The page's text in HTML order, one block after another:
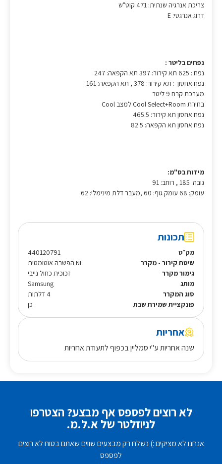
צריכת אנרגיה שנתית: 471 קוט"ש
דרוג אנרגטי: E
נפחים בליטר :
נפח : 625 תא קירור: 397 תא הקפאה: 247
נפח אחסון : תא קירור: 378 , תא הקפאה: 161
מערכת קרח 9 ליטר
בחירת Cool Select+Room למצב Cool
נפח אחסון תא קירור: 465.5
נפח אחסון תא הקפאה: 82.5
מידות בס"מ:
גובה: 185 , רוחב: 91
עומק: 68 עומק גוף: 60 ,מעבר דלת מינימלי: 62
תכונות
מק״ט
440120791
שיטת קירור - מקרר
NF הפשרה אוטומטית
גימור מקרר
זכוכית כחול נייבי
מותג
Samsung
סוג המקרר
4 דלתות
פונקציית שמירת שבת
כן
אחריות
שנה אחריות ע"י סמליין בכפוף לתעודת אחריות
לא רוצים לפספס אף מבצע? הצטרפו
לניוזלטר של א.ל.מ.
אנחנו לא מציקים :) נשלח רק מבצעים שווים שאתם בטוח לא רוצים
לפספס